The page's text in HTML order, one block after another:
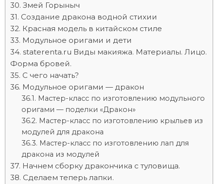
Змей Горыныч
Создание дракона водной стихии
Красная модель в китайском стиле
Модульное оригами и дети
staterenta.ru Виды макияжа. Материалы. Лицо.
Форма бровей.
С чего начать?
Модульное оригами — дракон
Мастер-класс по изготовлению модульного
оригами — поделки «Дракон»
Мастер-класс по изготовлению крыльев из
модулей для дракона
Мастер-класс по изготовлению лап для
дракона из модулей
Начнем сборку дракончика с туловища.
Сделаем теперь лапки.